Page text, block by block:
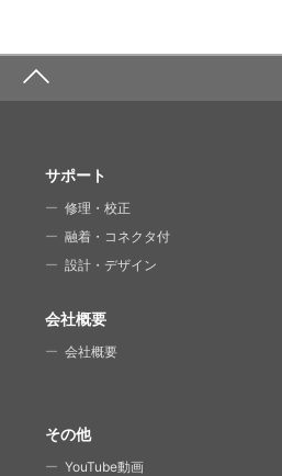
サポート
修理・校正
融着・コネクタ付
設計・デザイン
会社概要
会社概要
その他
YouTube動画